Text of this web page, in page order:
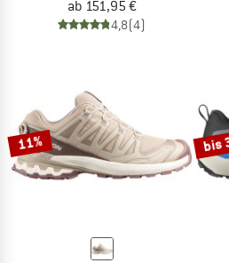
ab 151,95 €
4,8(4)
11% bis